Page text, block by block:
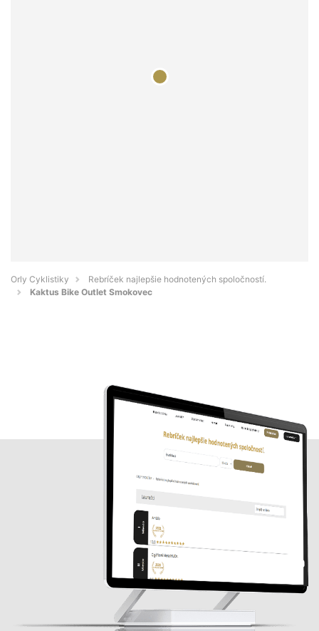
Orly Cyklistiky
Rebríček najlepšie hodnotených spoločností.
Kaktus Bike Outlet Smokovec